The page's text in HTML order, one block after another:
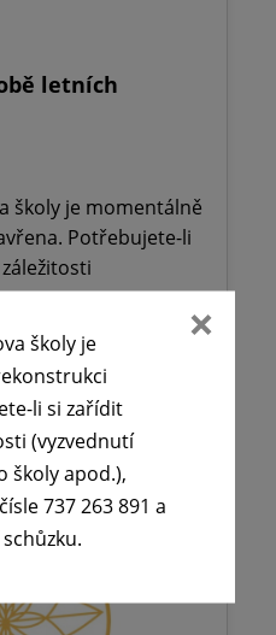
letních
školy je momentálně
Potřebujete-li
školy je
li si zařídit
(vyzvednutí
školy apod.),
737 263 891 a